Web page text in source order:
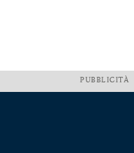
PUBBLICITÀ